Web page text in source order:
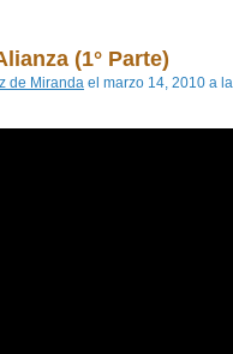
(1° Parte)
de Miranda el marzo 14, 2010 a